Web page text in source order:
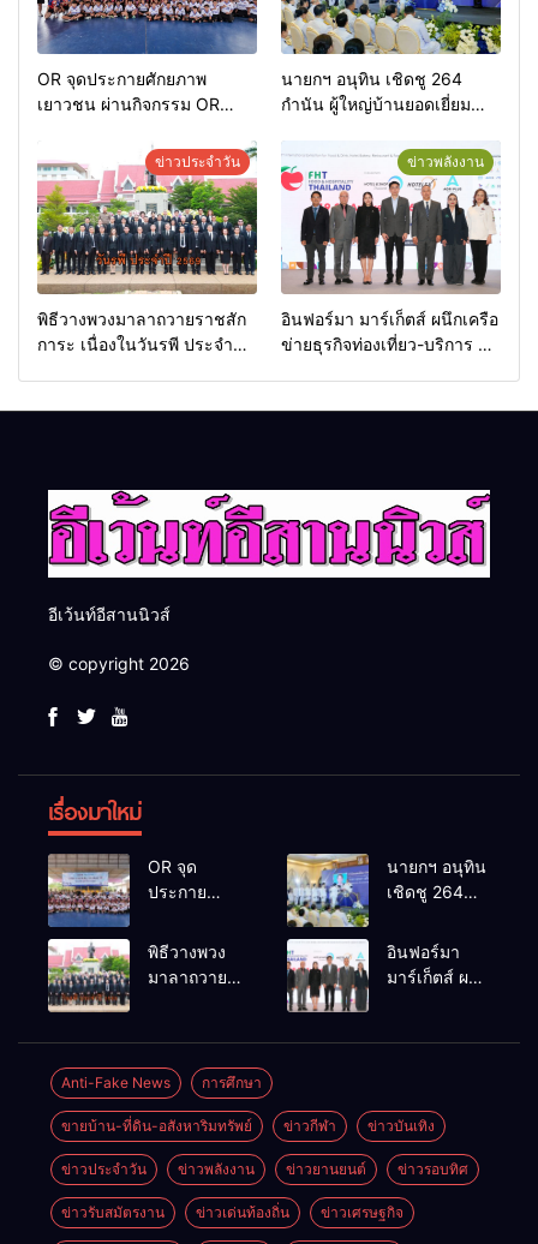
OR จุดประกายศักยภาพ
เยาวชน ผ่านกิจกรรม OR
นายกฯ อนุทิน เชิดชู 264
กำนัน ผู้ใหญ่บ้านยอดเยี่ยม
เกียรติยศแห่งการเสียสละ”
ข่าวประจำวัน
พิธีวางพวงมาลาถวายราชสัก
การะ เนื่องในวันรพี ประจำปี
ข่าวพลังงาน
อินฟอร์มา มาร์เก็ตส์ ผนึกเครือ
ข่ายธุรกิจท่องเที่ยว-บริการ จัด
อีเว้นท์อีสานนิวส์
© copyright 2026
เรื่องมาใหม่
OR จุด
ประกาย
เยาวชน ผ่าน
นายกฯ อนุทิน
เชิดชู 264
บ้านยอดเยี่ยม
มอบแหนบ
เกียรติยศแห่ง
พิธีวางพวง
มาลาถวาย
2569 และ
การแข่งขัน
ฟุตบอลวันรพี
เพื่อเชื่อม
ความสัมพันธ์
อันดีของ
หน่วยงานใน
อินฟอร์มา
มาร์เก็ตส์ ผนึก
Thailand
2026 เชื่อม 4
งานใหญ่
สร้างโอกาส
ธุรกิจครบ
Anti-Fake News การศึกษา
ขายบ้าน-ที่ดิน-อสังหาริมทรัพย์ ข่าวกีฬา ข่าวบันเทิง
ข่าวประจำวัน ข่าวพลังงาน ข่าวยานยนต์ ข่าวรอบทิศ
ข่าวรับสมัตรงาน ข่าวเด่นท้องถิ่น ข่าวเศรษฐกิจ